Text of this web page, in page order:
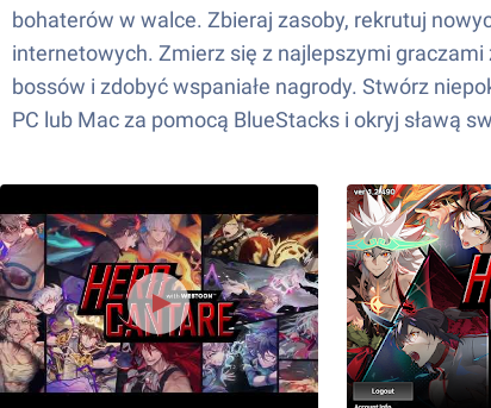
bohaterów w walce. Zbieraj zasoby, rekrutuj
internetowych. Zmierz się z najlepszymi graczami
bossów i zdobyć wspaniałe nagrody. Stwórz
PC lub Mac za pomocą BlueStacks i okryj sławą